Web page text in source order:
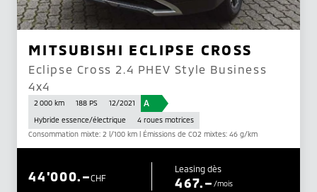
MITSUBISHI ECLIPSE CROSS
Eclipse Cross 2.4 PHEV Style Business
4x4
2 000 km 188 PS 12/2021 A
Hybride essence/électrique
4 roues motrices
Consommation mixte: 2 l/100 km | Émissions de CO2 mixtes: 46 g/km
CHF
44'000.– Leasing dès
467.– /mois